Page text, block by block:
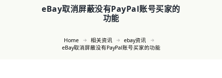
eBay取消屏蔽没有PayPal账号买家的
功能
Home 相关资讯
ebay资讯
eBay取消屏蔽没有PayPal账号买家的功能